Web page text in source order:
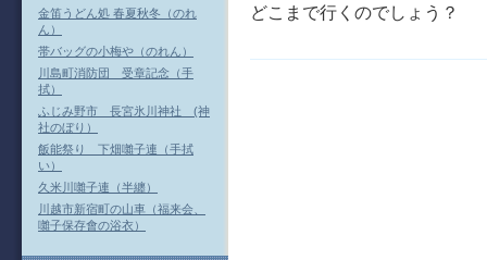
どこまで行くのでしょう？
金笛うどん処 春夏秋冬（のれ
ん）
帯バッグの小梅や（のれん）
川島町消防団 受章記念（手
拭）
ふじみ野市 長宮氷川神社 (神
社のぼり）
飯能祭り 下畑囃子連（手拭
い）
久米川囃子連（半纏）
川越市新宿町の山車（福来会、
囃子保存會の浴衣）